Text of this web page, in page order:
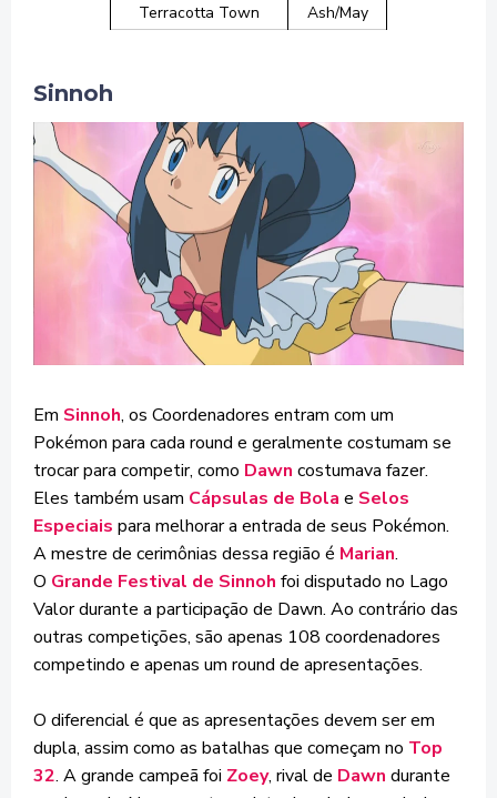
Terracotta Town
Ash/May
Sinnoh
Em Sinnoh, os Coordenadores entram com um
Pokémon para cada round e geralmente costumam se
trocar para competir, como Dawn costumava fazer.
Eles também usam Cápsulas de Bola e Selos
Especiais para melhorar a entrada de seus Pokémon.
A mestre de cerimônias dessa região é Marian.
O Grande Festival de Sinnoh foi disputado no Lago
Valordurante a participação de Dawn. Ao contrário das
outras competições, são apenas 108 coordenadores
competindo e apenas um round de apresentações.
O diferencial é que as apresentações devem ser em
dupla, assim como as batalhas que começam no Top
32. A grande campeã foi Zoey, rival de Dawn durante